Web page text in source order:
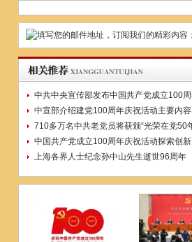
中共中央宣传部发布中国共产党成立100
中宣部介绍建党100周年庆祝活动主要内容
710多万名中共老党员将获颁“光荣在党50
中国共产党成立100周年庆祝活动探索创新
上海各界人士纪念孙中山先生逝世96周年